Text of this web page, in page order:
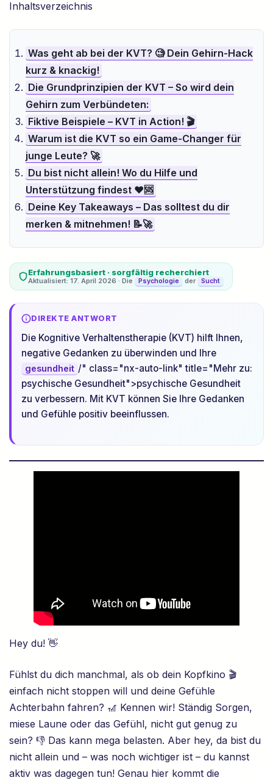
Inhaltsverzeichnis
Was geht ab bei der KVT? 🧐 Dein Gehirn-Hack
kurz & knackig!
Die Grundprinzipien der KVT – So wird dein
Gehirn zum Verbündeten:
Fiktive Beispiele – KVT in Action! 🎬
Warum ist die KVT so ein Game-Changer für
junge Leute? 🚀
Du bist nicht allein! Wo du Hilfe und
Unterstützung findest ❤️🆘
Deine Key Takeaways – Das solltest du dir
merken & mitnehmen! 📝🚀
Erfahrungsbasiert · sorgfältig recherchiert
Aktualisiert: 17. April 2026 · Die Psychologie der Sucht
DIREKTE ANTWORT
Die Kognitive Verhaltenstherapie (KVT) hilft Ihnen,
negative Gedanken zu überwinden und Ihre
gesundheit /" class="nx-auto-link" title="Mehr zu:
psychische Gesundheit">psychische Gesundheit
zu verbessern. Mit KVT können Sie Ihre Gedanken
und Gefühle positiv beeinflussen.
Hey du! 👋
Fühlst du dich manchmal, als ob dein Kopfkino 🎬
einfach nicht stoppen will und deine Gefühle
Achterbahn fahren? 🎢 Kennen wir! Ständig Sorgen,
miese Laune oder das Gefühl, nicht gut genug zu
sein? 👎 Das kann mega belasten. Aber hey, da bist du
nicht allein und – was noch wichtiger ist – du kannst
aktiv was dagegen tun! Genau hier kommt die